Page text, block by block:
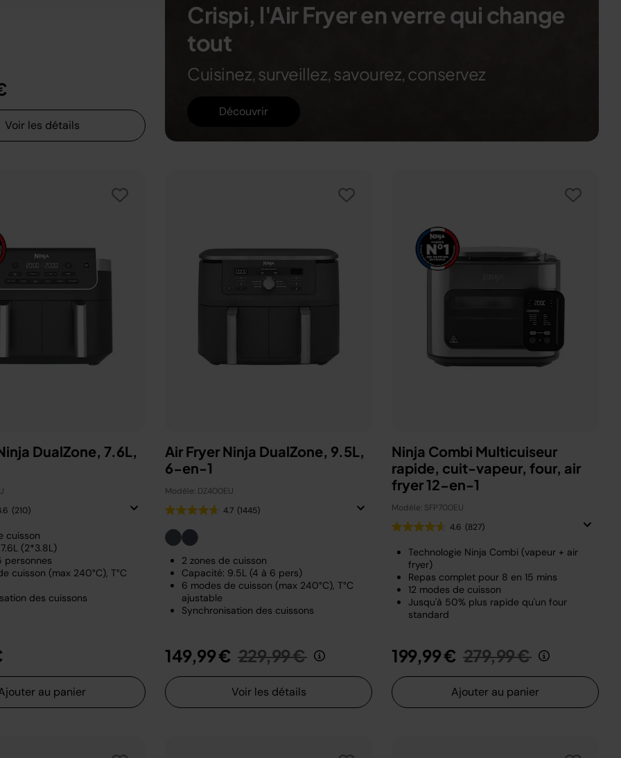
Voir les détails
Crispi, l'Air Fryer en verre qui change
tout
Cuisinez, surveillez, savourez, conservez
Découvrir
DualZone, 7.6L,
(210)
cuisson
(2*3.8L)
personnes
cuisson (max 240°C), T°C
des cuissons
au panier
Air Fryer Ninja DualZone, 9.5L,
6-en-1
Modèle: DZ400EU
4.7 (1445)
2 zones de cuisson
Capacité: 9.5L (4 à 6 pers)
6 modes de cuisson (max 240°C), T°C
ajustable
Synchronisation des cuissons
149,99 € Prix réduit de
229,99 €au
Voir les détails
Ninja Combi Multicuiseur
rapide, cuit-vapeur, four, air
fryer 12-en-1
Modèle: SFP700EU
4.6 (827)
Technologie Ninja Combi (vapeur + air
fryer)
Repas complet pour 8 en 15 mins
12 modes de cuisson
Jusqu'à 50% plus rapide qu'un four
standard
199,99 € Prix réduit de
279,99 €au
Ajouter au panier